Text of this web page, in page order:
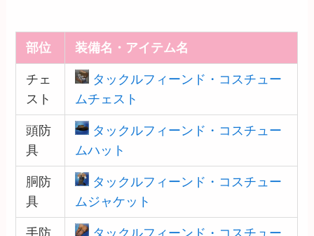
部位 装備名・アイテム名
チェ
スト
タックルフィーンド・コスチュー
ムチェスト
頭防
具
タックルフィーンド・コスチュー
ムハット
胴防
具
タックルフィーンド・コスチュー
ムジャケット
手防 タックルフィーンド・コスチュー